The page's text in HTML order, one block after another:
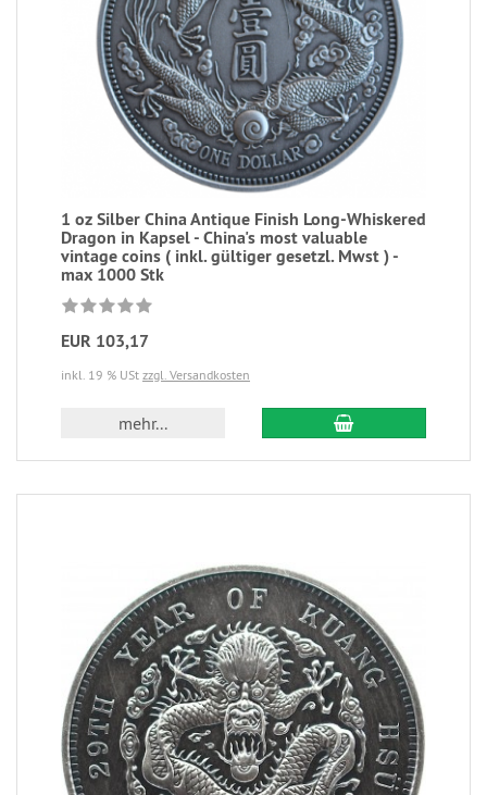
1 oz Silber China Antique Finish Long-Whiskered
Dragon in Kapsel - China's most valuable
vintage coins ( inkl. gültiger gesetzl. Mwst ) -
max 1000 Stk
EUR 103,17
inkl. 19 % USt zzgl. Versandkosten
mehr...